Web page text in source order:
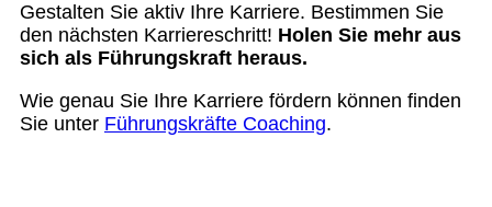
Gestalten Sie aktiv Ihre Karriere. Bestimmen Sie
den nächsten Karriereschritt! Holen Sie mehr aus
sich als Führungskraft heraus.
Wie genau Sie Ihre Karriere fördern können finden
Sie unter Führungskräfte Coaching.